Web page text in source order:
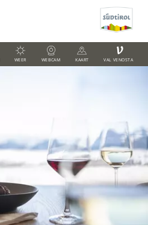
WEER WEBCAM KAART
V
VAL VENOSTA